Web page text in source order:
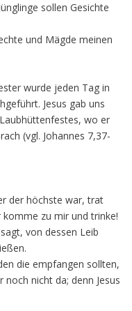
sollen Gesichte
und Mägde meinen
wurde jeden Tag in
Jesus gab uns
wo er
(vgl. Johannes 7,37-
der höchste war, trat
komme zu mir und trinke!
von dessen Leib
die empfangen sollten,
noch nicht da; denn Jesus